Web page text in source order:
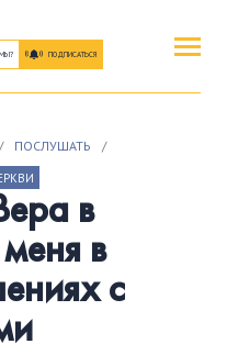
ПОДПИСАТЬСЯ
ЦЕРКВИ
|СЛУЖЕНИЯ
/ ПОСЛУШАТЬ /
в
в
с